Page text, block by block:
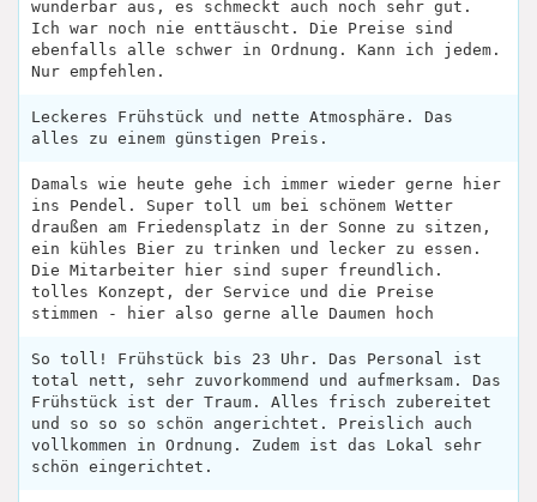
wunderbar aus, es schmeckt auch noch sehr gut.
Ich war noch nie enttäuscht. Die Preise sind
ebenfalls alle schwer in Ordnung. Kann ich jedem.
Nur empfehlen.
Leckeres Frühstück und nette Atmosphäre. Das
alles zu einem günstigen Preis.
Damals wie heute gehe ich immer wieder gerne hier
ins Pendel. Super toll um bei schönem Wetter
draußen am Friedensplatz in der Sonne zu sitzen,
ein kühles Bier zu trinken und lecker zu essen.
Die Mitarbeiter hier sind super freundlich.
tolles Konzept, der Service und die Preise
stimmen - hier also gerne alle Daumen hoch
So toll! Frühstück bis 23 Uhr. Das Personal ist
total nett, sehr zuvorkommend und aufmerksam. Das
Frühstück ist der Traum. Alles frisch zubereitet
und so so so schön angerichtet. Preislich auch
vollkommen in Ordnung. Zudem ist das Lokal sehr
schön eingerichtet.